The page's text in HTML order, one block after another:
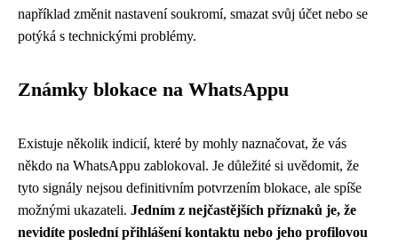
například změnit nastavení soukromí, smazat svůj účet nebo se
potýká s technickými problémy.
Známky blokace na WhatsAppu
Existuje několik indicií, které by mohly naznačovat, že vás
někdo na WhatsAppu zablokoval. Je důležité si uvědomit, že
tyto signály nejsou definitivním potvrzením blokace, ale spíše
možnými ukazateli. Jedním z nejčastějších příznaků je, že
nevidíte poslední přihlášení kontaktu nebo jeho profilovou